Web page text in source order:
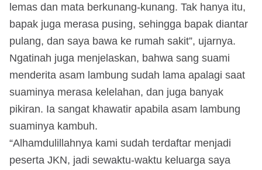
lemas dan mata berkunang-kunang. Tak hanya itu,
bapak juga merasa pusing, sehingga bapak diantar
pulang, dan saya bawa ke rumah sakit”, ujarnya.
Ngatinah juga menjelaskan, bahwa sang suami
menderita asam lambung sudah lama apalagi saat
suaminya merasa kelelahan, dan juga banyak
pikiran. Ia sangat khawatir apabila asam lambung
suaminya kambuh.
“Alhamdulillahnya kami sudah terdaftar menjadi
peserta JKN, jadi sewaktu-waktu keluarga saya